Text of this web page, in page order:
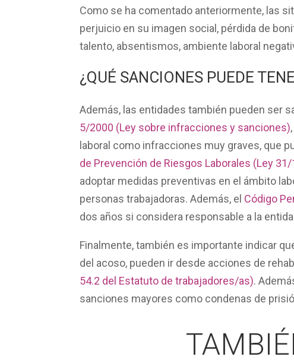
Como se ha comentado anteriormente, las
perjuicio en su imagen social , pérdida de
talento, absentismos, ambiente laboral
¿QUÉ SANCIONES PUEDE
Además, las entidades también pueden ser
5/2000 (Ley sobre infracciones y sanciones)
laboral como infracciones muy graves, que
de Prevención de Riesgos Laborales (Ley
adoptar medidas preventivas en el ámbito
personas trabajadoras. Además, el Código
dos años si considera responsable a la
Finalmente, también es importante indicar
del acoso, pueden ir desde acciones de
54.2 del Estatuto de trabajadores/as).
sanciones mayores como condenas de